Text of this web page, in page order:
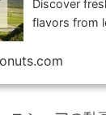
Discover
flavors from